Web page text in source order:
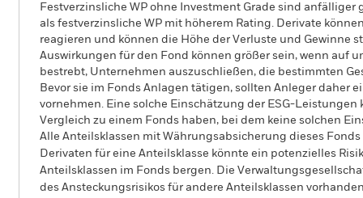
Festverzinsliche WP ohne Investment Grade sind
als festverzinsliche WP mit höherem Rating. Derivate
reagieren und können die Höhe der Verluste und Gewinne
Auswirkungen für den Fond können größer sein, wenn auf
bestrebt, Unternehmen auszuschließen, die bestimmten
Bevor sie im Fonds Anlagen tätigen, sollten Anleger daher
vornehmen. Eine solche Einschätzung der ESG-
Vergleich zu einem Fonds haben, bei dem keine solchen
Alle Anteilsklassen mit Währungsabsicherung dieses
Derivaten für eine Anteilsklasse könnte ein potenzielles
Anteilsklassen im Fonds bergen. Die
des Ansteckungsrisikos für andere Anteilsklassen